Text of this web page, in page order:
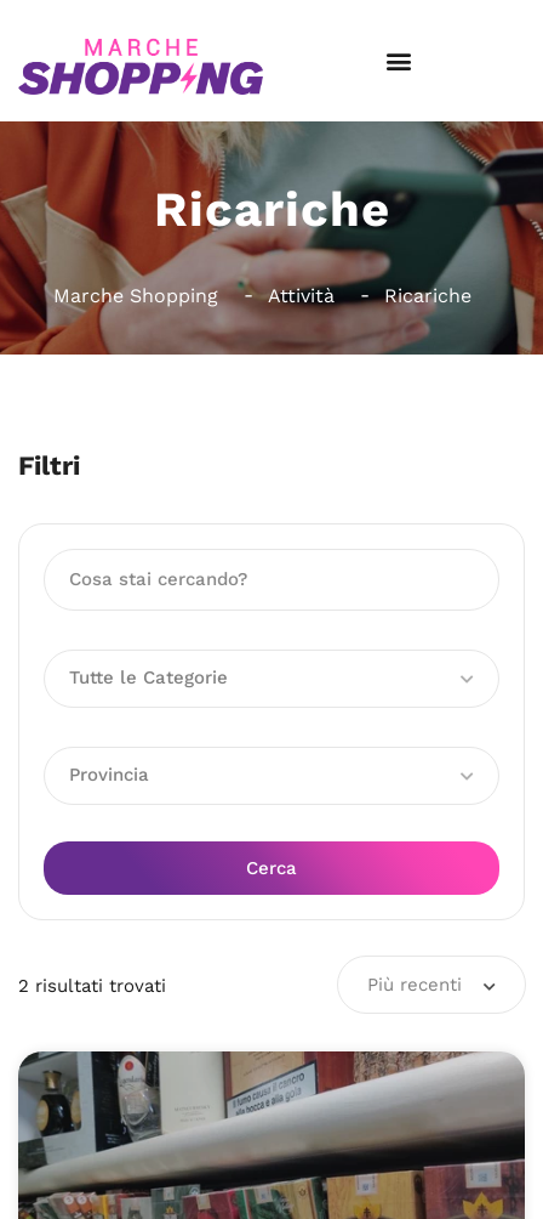
Ricariche
Marche Shopping Attività Ricariche
Filtri
Tutte le Categorie
Provincia
Cerca
2 risultati trovati Più recenti